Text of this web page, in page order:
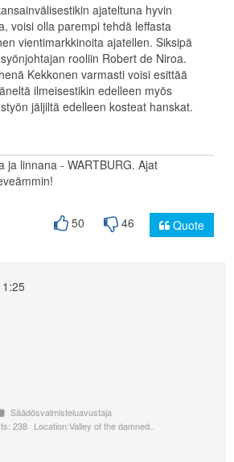
ajateltuna hyvin
voisi olla parempi tehdä leffasta
vientimarkkinoita ajatellen. Siksipä
rooliin Robert de Niroa.
Kekkonen varmasti voisi esittää
ilmeisestikin edelleen myös
jäljiltä edelleen kosteat hanskat.
ja linnana - WARTBURG. Ajat
50 46 Quote
Säädösvalmisteluavustaja
238 Location:Valley of the damned..